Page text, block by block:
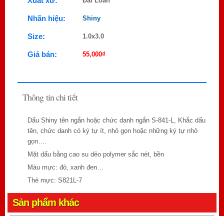
Nhãn hiệu: Shiny
Size: 1.0x3.0
Giá bán: 55,000₫
Thông tin chi tiết
Dấu Shiny tên ngắn hoặc chức danh ngắn S-841-L, Khắc dấu
tên, chức danh có ký tự ít, nhỏ gọn hoặc những ký tự nhỏ
gọn….
Mặt dấu bằng cao su dẻo polymer sắc nét, bền
Màu mực: đỏ, xanh đen…
Thẻ mực: S821L-7
Sản phẩm khác